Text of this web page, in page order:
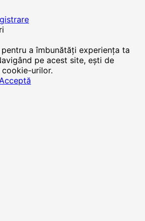
a îmbunătăți experiența ta
pe acest site, ești de
urilor.